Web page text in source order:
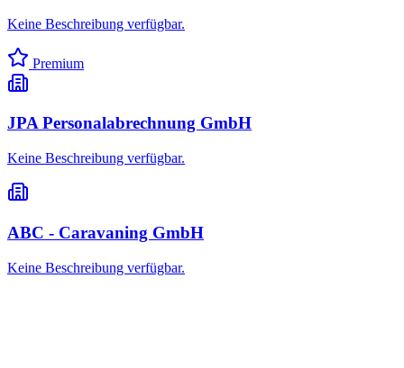
Keine Beschreibung verfügbar.
Premium
JPA Personalabrechnung GmbH
Keine Beschreibung verfügbar.
ABC - Caravaning GmbH
Keine Beschreibung verfügbar.